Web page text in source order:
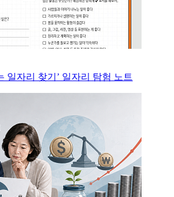
일자리 찾기’ 일자리 탐험 노트